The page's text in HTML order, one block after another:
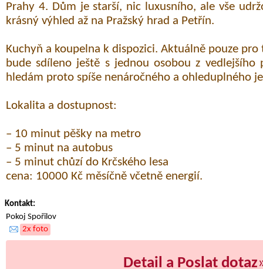
Prahy 4. Dům je starší, nic luxusního, ale vše
krásný výhled až na Pražský hrad a Petřín.
Kuchyň a koupelna k dispozici. Aktuálně pouze
bude sdíleno ještě s jednou osobou z
hledám proto spíše nenáročného a ohleduplného
Lokalita a dostupnost:
– 10 minut pěšky na metro
– 5 minut na autobus
– 5 minut chůzí do Krčského lesa
cena: 10000 Kč měsíčně včetně energií.
Kontakt:
Pokoj Spořilov
2x foto
Detail a Poslat dotaz